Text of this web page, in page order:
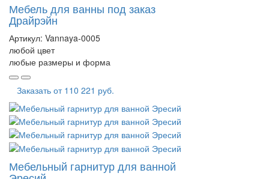
Мебель для ванны под заказ
Драйрэйн
Артикул: Vannaya-0005
любой цвет
любые размеры и форма
Заказать от 110 221 руб.
Мебельный гарнитур для ванной